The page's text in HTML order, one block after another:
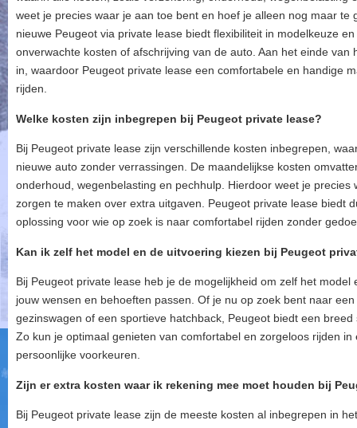
weet je precies waar je aan toe bent en hoef je alleen nog maar te
nieuwe Peugeot via private lease biedt flexibiliteit in modelkeuze
onverwachte kosten of afschrijving van de auto. Aan het einde
in, waardoor Peugeot private lease een comfortabele en handige
rijden.
Welke kosten zijn inbegrepen bij Peugeot private lease?
Bij Peugeot private lease zijn verschillende kosten inbegrepen,
nieuwe auto zonder verrassingen. De maandelijkse kosten
onderhoud, wegenbelasting en pechhulp. Hierdoor weet je
zorgen te maken over extra uitgaven. Peugeot private lease biedt
oplossing voor wie op zoek is naar comfortabel rijden zonder
Kan ik zelf het model en de uitvoering kiezen bij Peugeot
Bij Peugeot private lease heb je de mogelijkheid om zelf het
jouw wensen en behoeften passen. Of je nu op zoek bent naar
gezinswagen of een sportieve hatchback, Peugeot biedt een
Zo kun je optimaal genieten van comfortabel en zorgeloos rijden
persoonlijke voorkeuren.
Zijn er extra kosten waar ik rekening mee moet houden bij
Bij Peugeot private lease zijn de meeste kosten al inbegrepen in